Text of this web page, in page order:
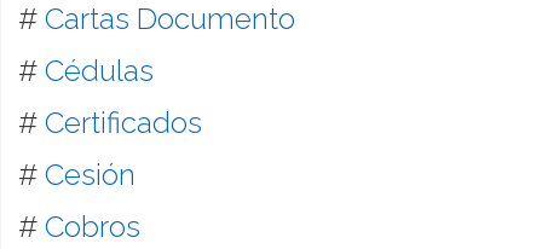
# Cartas Documento
# Cédulas
# Certificados
# Cesión
# Cobros